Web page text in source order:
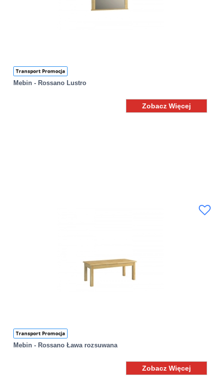
Transport Promocja
Mebin - Rossano Lustro
Zobacz Więcej
Transport Promocja
Mebin - Rossano Ława rozsuwana
Zobacz Więcej